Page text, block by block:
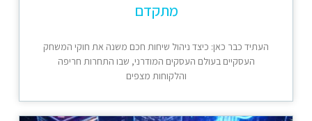
מתקדם
העתיד כבר כאן: כיצד ניהול שיחות חכם משנה את חוקי המשחק
העסקיים בעולם העסקים המודרני, שבו התחרות חריפה
והלקוחות מצפים